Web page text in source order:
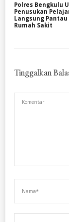
Polres Bengkulu
Penusukan
Langsung
Rumah Sakit
Tinggalkan